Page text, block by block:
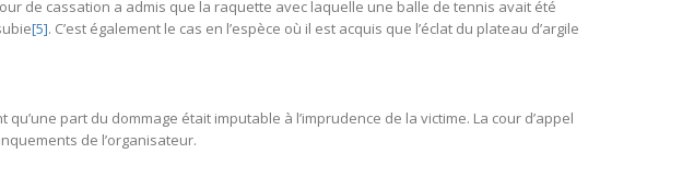
de cassation a admis que la raquette avec laquelle une balle de tennis avait été
[5]. C’est également le cas en l’espèce où il est acquis que l’éclat du plateau d’argile
part du dommage était imputable à l’imprudence de la victime. La cour d’appel
de l’organisateur.